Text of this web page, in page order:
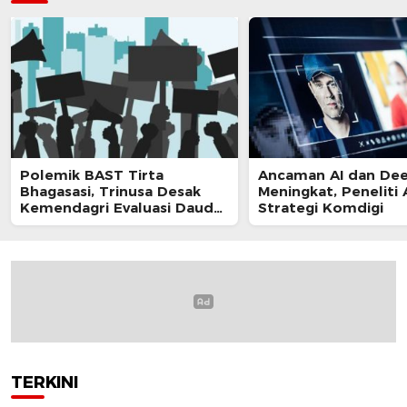
Polemik BAST Tirta
Bhagasasi, Trinusa Desak
Kemendagri Evaluasi Daud
Husin
Ancaman AI dan
Meningkat, Peneliti
Strategi Komdigi
TERKINI